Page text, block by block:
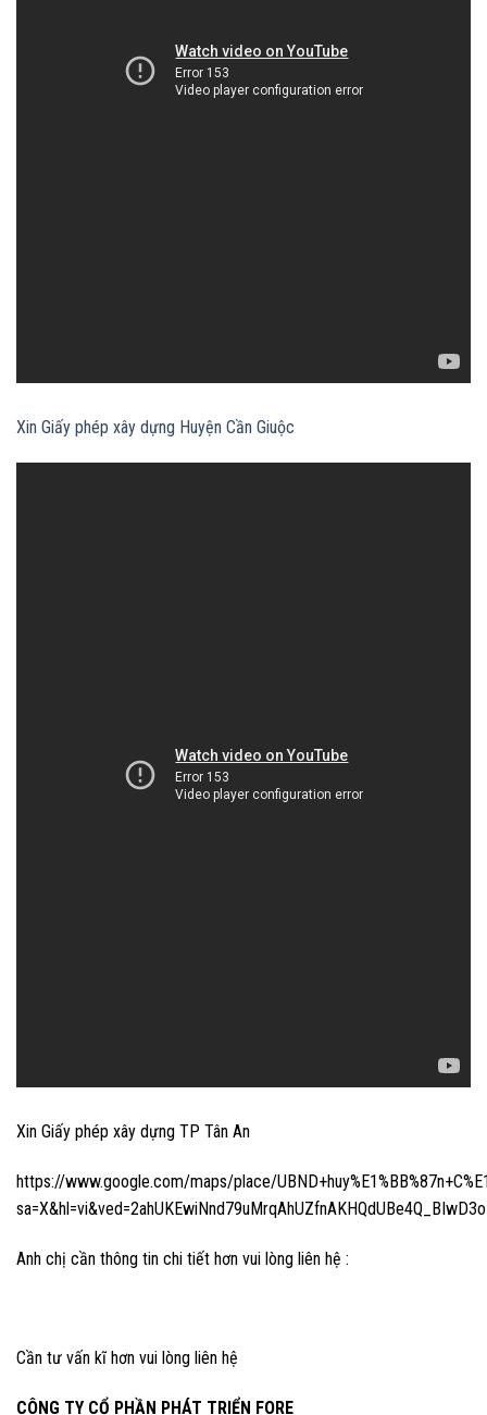
Xin Giấy phép xây dựng Huyện Cần Giuộc
Xin Giấy phép xây dựng TP Tân An
https://www.google.com/maps/place/
Anh chị cần thông tin chi tiết hơn vui lòng liên hệ :
Cần tư vấn kĩ hơn vui lòng liên hệ
CÔNG TY CỔ PHẦN PHÁT TRIỂN FORE